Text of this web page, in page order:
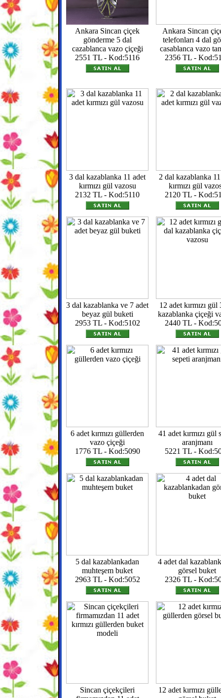
Ankara Sincan çiçek
gönderme 5 dal
cazablanca vazo çiçeği
2551 TL - Kod:5116
Ankara Sincan
telefonları 4 dal
casablanca vazo
2356 TL -
3 dal kazablanka 11 adet
kırmızı gül vazosu
2132 TL - Kod:5110
2 dal kazablanka
kırmızı gül
2120 TL -
3 dal kazablanka ve 7 adet
beyaz gül buketi
2953 TL - Kod:5102
12 adet kırmızı gül
kazablanka çiçeği
2440 TL -
6 adet kırmızı güllerden
vazo çiçeği
1776 TL - Kod:5090
41 adet kırmızı gül
aranjmanı
5221 TL -
5 dal kazablankadan
muhteşem buket
2963 TL - Kod:5052
4 adet dal
görsel buket
2326 TL -
Sincan çiçekçileri
12 adet kırmızı